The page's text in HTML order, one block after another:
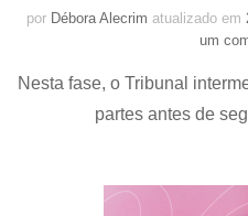
por Débora Alecrim atualizado em
um
Nesta fase, o Tribunal
partes antes de